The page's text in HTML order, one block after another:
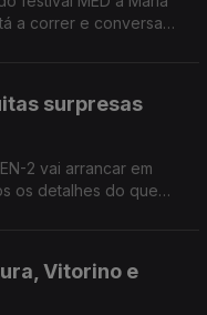
a correr e conversa
surpresas
2 vai arrancar em
os detalhes do que
Vitorino e